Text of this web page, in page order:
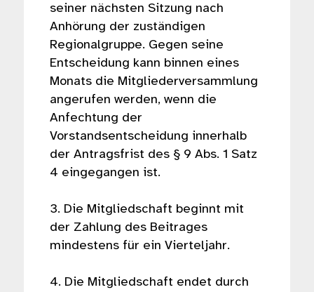
seiner nächsten Sitzung nach
Anhörung der zuständigen
Regionalgruppe. Gegen seine
Entscheidung kann binnen eines
Monats die Mitgliederversammlung
angerufen werden, wenn die
Anfechtung der
Vorstandsentscheidung innerhalb
der Antragsfrist des § 9 Abs. 1 Satz
4 eingegangen ist.
3. Die Mitgliedschaft beginnt mit
der Zahlung des Beitrages
mindestens für ein Vierteljahr.
4. Die Mitgliedschaft endet durch